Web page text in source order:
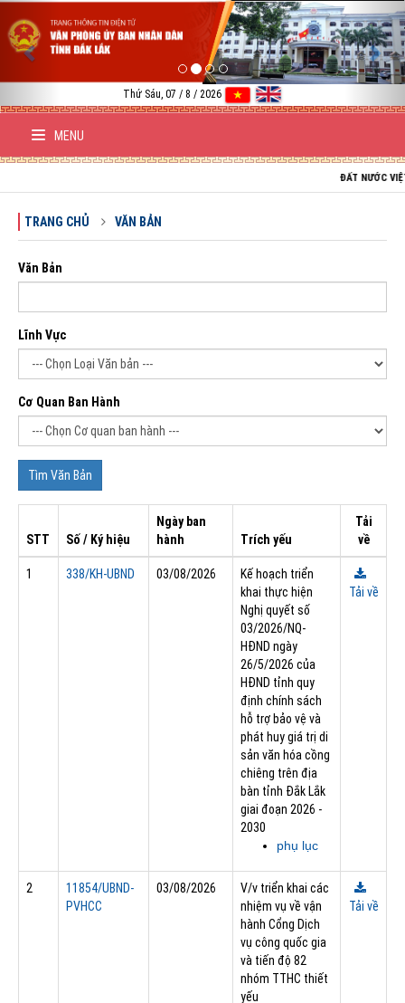
Thứ Sáu, 07 / 8 / 2026
MENU
ĐẤT NƯỚC VIỆT NAM
TRANG CHỦ VĂN BẢN
Văn Bản
Lĩnh Vực
Cơ Quan Ban Hành
STT Số / Ký hiệu
Ngày ban
hành
Trích yếu
Tải
về
1 338/KH-UBND 03/08/2026
Kế hoạch triển
khai thực hiện
Nghị quyết số
03/2026/NQ-
HĐND ngày
26/5/2026 của
HĐND tỉnh quy
định chính sách
hỗ trợ bảo vệ và
phát huy giá trị di
sản văn hóa cồng
chiêng trên địa
bàn tỉnh Đắk Lắk
giai đoạn 2026 -
2030
phụ lục
Tải về
2
11854/UBND-
PVHCC
03/08/2026
V/v triển khai các
nhiệm vụ về vận
hành Cổng Dịch
vụ công quốc gia
và tiến độ 82
nhóm TTHC thiết
yếu
Tải về